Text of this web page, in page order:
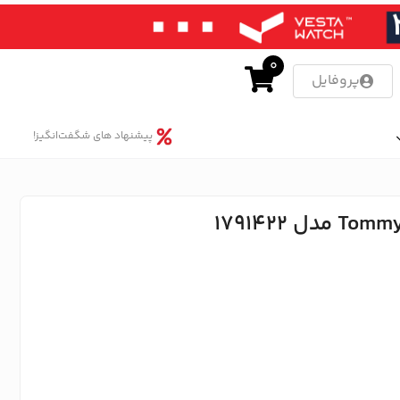
پروفایل
0
پیشنهاد های شگفت‌انگیز!